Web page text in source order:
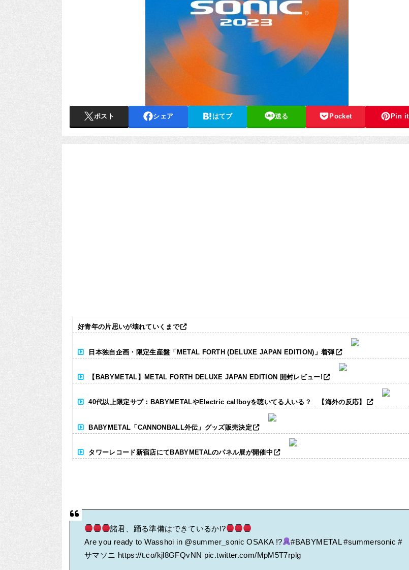
ポスト シェア はてブ 送る Pocket Pin it
好青年の片思いが壊れていくまで
日本独自企画・限定生産盤「METAL FORTH (DELUXE JAPAN EDITION)」着弾
【BABYMETAL】METAL FORTH DELUXE JAPAN EDITION 開封レビュー!
40代以上限定サブ：BABYMETALやElectric callboyを聴いてる人いる？ 【海外の反応】
BABYMETAL「CANNONBALL外伝」グッズ販売決定
タワーレコード新宿店にてBABYMETALのパネル展が開催中
諸君、踊る準備はできているか!?
Are you ready to Wasshoi in @summer_sonic OSAKA !? #BABYMETAL #summersonic #
サマソニ https://t.co/kjl8GFQvNN pic.twitter.com/MpM5T7rplg